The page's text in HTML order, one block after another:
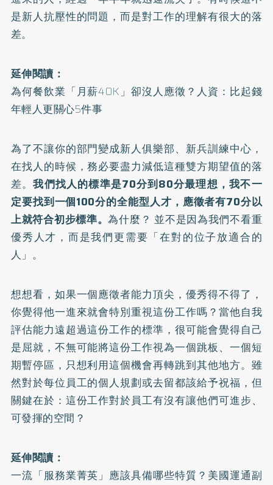
是新人抗壓性的問題，而是對工作的理解有很大的落
差。
延伸閱讀：
為何餐飲業「月薪40K」卻沒人應徵？人資：比起錢
年輕人更關心5件事
為了不讓你的部門變成新人俱樂部、新兵訓練中心，
在找人的時候，務必要盡力減低這種雙方期望值的落
差。我們找人的標準是70分到80分最理想，我不一
定要找到一個100分的全能型人才，應徵者有70分以
上就符合初步標準。為什麼？ 並不是因為我們不看重
優秀人才，而是我們更需要「在對的位子放適合的
人」。
想想看，如果一個應徵者能力頂尖，優秀得不得了，
你覺得他一進來就會特別重視這份工作嗎？當他自我
評估能力遠超過這份工作的標準，很可能會覺得自己
是屈就，不無可能將這份工作視為一個跳板、一個短
期暫停區，只想利用這個機會再轉跳到其他地方。雖
然對於每位員工的個人規劃或去留都該給予祝福，但
關鍵在於：這份工作對於員工有沒有讓他們可進步、
可發揮的空間？
延伸閱讀：
一流「服務業菁英」應該具備哪些特質？美國運通副